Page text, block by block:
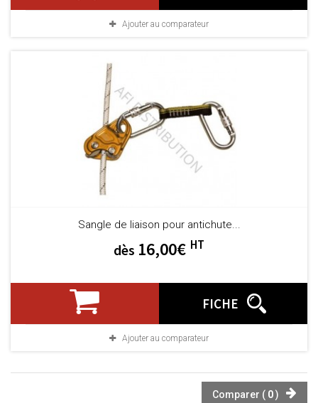
Ajouter au comparateur
Sangle de liaison pour antichute...
dès 16,00€ HT
FICHE
Ajouter au comparateur
Comparer ( 0)